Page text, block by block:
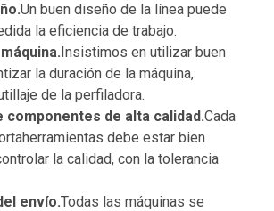
Un buen diseño de la línea puede
la eficiencia de trabajo.
Insistimos en utilizar buen
la duración de la máquina,
de la perfiladora.
componentes de alta calidad.Cada
debe estar bien
la calidad, con la tolerancia
envío.Todas las máquinas se